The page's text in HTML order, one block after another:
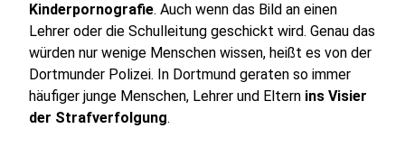
Kinderpornografie. Auch wenn das Bild an einen
Lehrer oder die Schulleitung geschickt wird. Genau das
würden nur wenige Menschen wissen, heißt es von der
Dortmunder Polizei. In Dortmund geraten so immer
häufiger junge Menschen, Lehrer und Eltern ins Visier
der Strafverfolgung.